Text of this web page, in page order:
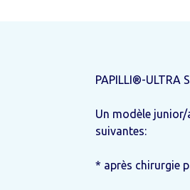
PAPILLI®-ULTRA
Un modèle
suivantes:
* après chirurgie